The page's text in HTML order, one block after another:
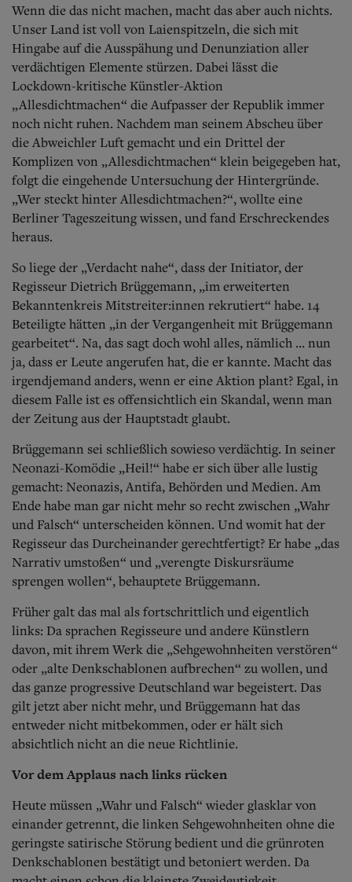
Wenn die das nicht machen, macht das aber auch nichts.
Unser Land ist voll von Laienspitzeln, die sich mit
Hingabe auf die Ausspähung und Denunziation aller
verdächtigen Elemente stürzen. Dabei lässt die
Lockdown-kritische Künstler-Aktion
„Allesdichtmachen“ die Aufpasser der Republik immer
noch nicht ruhen. Nachdem man seinem Abscheu über
die Abweichler Luft gemacht und ein Drittel der
Komplizen von „Allesdichtmachen“ klein beigegeben hat,
folgt die eingehende Untersuchung der Hintergründe.
„Wer steckt hinter Allesdichtmachen?“, wollte eine
Berliner Tageszeitung wissen, und fand Erschreckendes
heraus.
So liege der „Verdacht nahe“, dass der Initiator, der
Regisseur Dietrich Brüggemann, „im erweiterten
Bekanntenkreis Mitstreiter:innen rekrutiert“ habe. 14
Beteiligte hätten „in der Vergangenheit mit Brüggemann
gearbeitet“. Na, das sagt doch wohl alles, nämlich ... nun
ja, dass er Leute angerufen hat, die er kannte. Macht das
irgendjemand anders, wenn er eine Aktion plant? Egal, in
diesem Falle ist es offensichtlich ein Skandal, wenn man
der Zeitung aus der Hauptstadt glaubt.
Brüggemann sei schließlich sowieso verdächtig. In seiner
Neonazi-Komödie „Heil!“ habe er sich über alle lustig
gemacht: Neonazis, Antifa, Behörden und Medien. Am
Ende habe man gar nicht mehr so recht zwischen „Wahr
und Falsch“ unterscheiden können. Und womit hat der
Regisseur das Durcheinander gerechtfertigt? Er habe „das
Narrativ umstoßen“ und „verengte Diskursräume
sprengen wollen“, behauptete Brüggemann.
Früher galt das mal als fortschrittlich und eigentlich
links: Da sprachen Regisseure und andere Künstlern
davon, mit ihrem Werk die „Sehgewohnheiten verstören“
oder „alte Denkschablonen aufbrechen“ zu wollen, und
das ganze progressive Deutschland war begeistert. Das
gilt jetzt aber nicht mehr, und Brüggemann hat das
entweder nicht mitbekommen, oder er hält sich
absichtlich nicht an die neue Richtlinie.
Vor dem Applaus nach links rücken
Heute müssen „Wahr und Falsch“ wieder glasklar von
einander getrennt, die linken Sehgewohnheiten ohne die
geringste satirische Störung bedient und die grünroten
Denkschablonen bestätigt und betoniert werden. Da